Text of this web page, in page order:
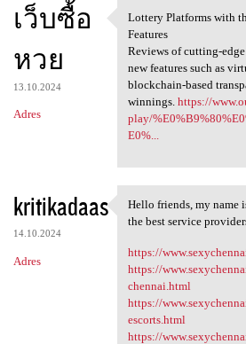
เว็บซื้อ
หวย
13.10.2024
Adres
Lottery Platforms
Lottery Platforms with
Features
Reviews of cutting-
new features such as
blockchain-based
winnings. https://
play/
E0%...
kritikadaas
14.10.2024
Adres
Hello friends, my
Hello friends, my name
the best service
https://
https://
chennai.html
https://
escorts.html
https://